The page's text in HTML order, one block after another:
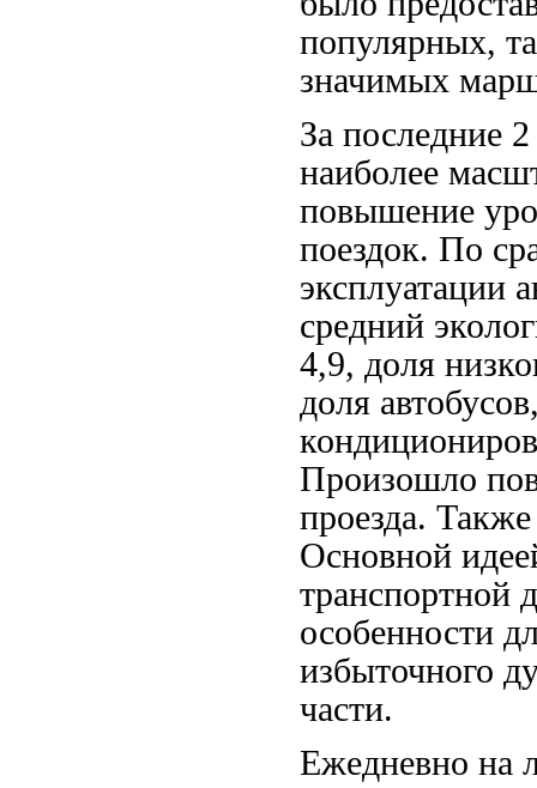
популярных,
значимых
За последние
наиболее
повышение
поездок. По
эксплуатации
средний
4,9, доля
доля
Произошло
проезда.
Основной
транспортной
особенности
избыточного
части.
Ежедневно на